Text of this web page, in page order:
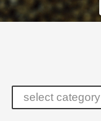
select category